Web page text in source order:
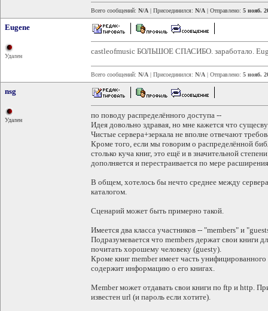
Всего сообщений: N/A | Присоединился: N/A | Отправлено: 5 нояб.
Eugene
Удален
castleofmusic БОЛЬШОЕ СПАСИБО. заработало.
Всего сообщений: N/A | Присоединился: N/A | Отправлено: 5 нояб.
nsg
Удален
по поводу распределённого доступа --
Идея довольно здравая, но мне кажется что
Чистые сервера+зеркала не вполне отвечают
Кроме того, если мы говорим о распределённой
столько куча книг, это ещё и в значительной
дополняется и перестраивается по мере
В общем, хотелось бы нечто среднее между
каталогом.
Сценарий может быть примерно такой.
Имеется два класса участников -- "members" и
Подразумевается что members держат свои книги
почитать хорошему человеку (guestу).
Кроме книг member имеет часть
содержит информацию о его книгах.
Member может отдавать свои книги по ftp и http.
известен url (и пароль если хотите).